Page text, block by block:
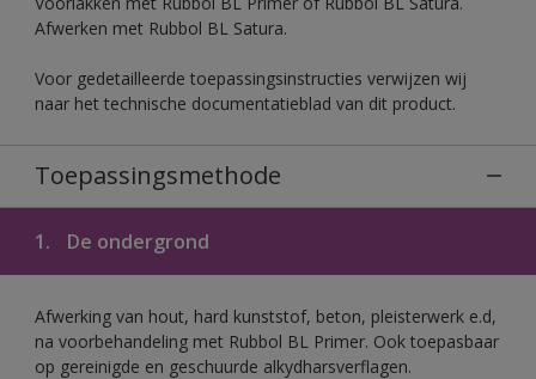
Afwerken met Rubbol BL Satura.
Voor gedetailleerde toepassingsinstructies verwijzen wij
naar het technische documentatieblad van dit product.
Toepassingsmethode
1. De ondergrond
Afwerking van hout, hard kunststof, beton, pleisterwerk e.d,
na voorbehandeling met Rubbol BL Primer. Ook toepasbaar
op gereinigde en geschuurde alkydharsverflagen.